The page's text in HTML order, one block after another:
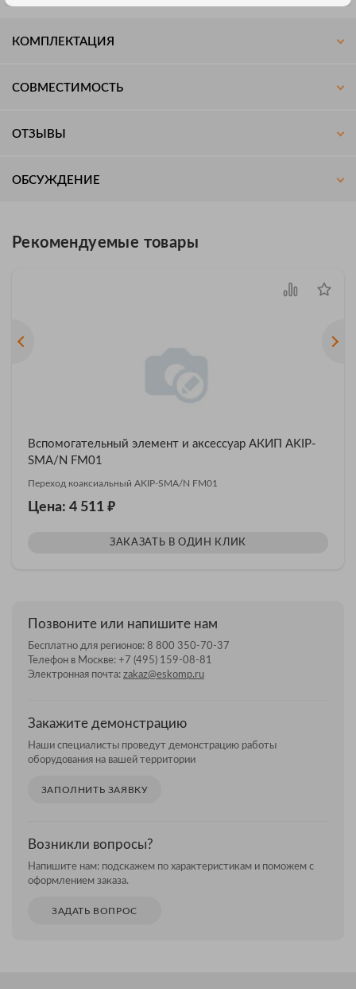
КОМПЛЕКТАЦИЯ
СОВМЕСТИМОСТЬ
ОТЗЫВЫ
ОБСУЖДЕНИЕ
Рекомендуемые товары
Вспомогательный элемент и аксессуар АКИП AKIP-
SMA/N FM01
Переход коаксиальный AKIP-SMA/N FM01
Цена: 4 511 ₽
ЗАКАЗАТЬ В ОДИН КЛИК
Позвоните или напишите нам
Бесплатно для регионов: 8 800 350-70-37
Телефон в Москве: +7 (495) 159-08-81
Электронная почта: zakaz@eskomp.ru
Закажите демонстрацию
Наши специалисты проведут демонстрацию работы
оборудования на вашей территории
ЗАПОЛНИТЬ ЗАЯВКУ
Возникли вопросы?
Напишите нам: подскажем по характеристикам и поможем с
оформлением заказа.
ЗАДАТЬ ВОПРОС